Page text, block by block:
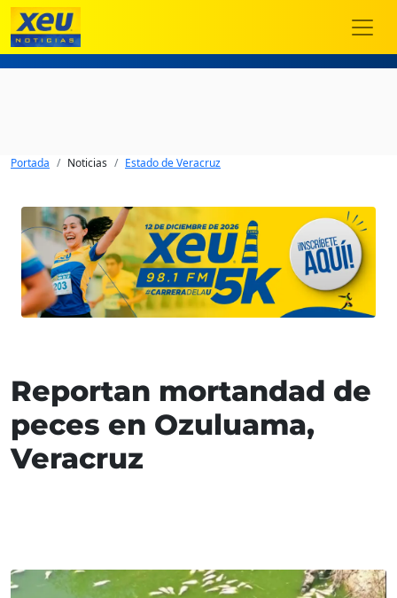
Portada Noticias Estado de Veracruz
Reportan mortandad de
peces en Ozuluama,
Veracruz